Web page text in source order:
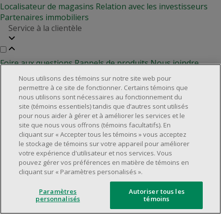
Localisateur de magasins Relation avec les investisseurs
Partenaires immobiliers
Service à la clientèle
Foire aux questionsRappels de produitsNous joindre
Gestion des témoins
©2025 Dollarama Inc. Tous droits réservés.
Aspects juridiques
Politique d'accessibilité
Nous utilisons des témoins sur notre site web pour
permettre à ce site de fonctionner. Certains témoins que
nous utilisons sont nécessaires au fonctionnement du
site (témoins essentiels) tandis que d’autres sont utilisés
pour nous aider à gérer et à améliorer les services et le
site que nous vous offrons (témoins facultatifs). En
cliquant sur « Accepter tous les témoins » vous acceptez
le stockage de témoins sur votre appareil pour améliorer
votre expérience d'utilisateur et nos services. Vous
pouvez gérer vos préférences en matière de témoins en
cliquant sur « Paramètres personalisés ».
Paramètres
personnalisés
Autoriser tous les
témoins